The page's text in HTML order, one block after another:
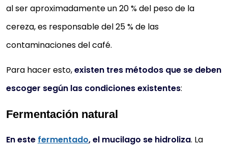
al ser aproximadamente un 20 % del peso de la
cereza, es responsable del 25 % de las
contaminaciones del café.
Para hacer esto,existen tres métodos que se deben
escoger según las condiciones existentes:
Fermentación natural
En este fermentado, el mucilago se hidroliza. La